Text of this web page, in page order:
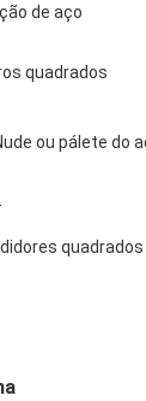
de aço
quadrados
ou pálete do
quadrados